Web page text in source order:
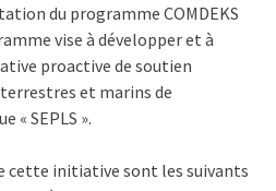
du programme COMDEKS
vise à développer et à
proactive de soutien
et marins de
« SEPLS ».
cette initiative sont les suivants